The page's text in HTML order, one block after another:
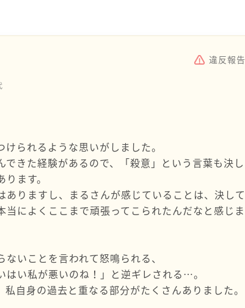
違反報告
られるような思いがしました。
きた経験があるので、「殺意」という言葉も決し
ます。
ありますし、まるさんが感じていることは、決して
によくここまで頑張ってこられたんだなと感じま
いことを言われて怒鳴られる、
はい私が悪いのね！」と逆ギレされる…。
自身の過去と重なる部分がたくさんありました。